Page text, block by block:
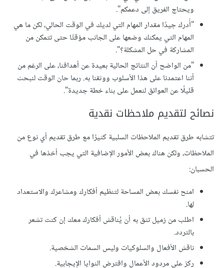
ويحتاج الفريق إلى دعمكم".
"أُدرك جيدًا مقدار المهام التي لديك في الوقت الحالي، لكن ما هي
المهام التي يمكنك وضعها على الجانب مؤقتًا حتى تتمكن من
المشاركة في حل المشكلة؟".
"من الواضح أن النتائج الحالية بعيدة عن أهدافنا، على الرغم من
أننا اعتمدنا على هذا الأسلوب ووثقنا به. ربما حان الوقت لنبحث
قليلًا عن العوائق لنعمل على بناء خطة جديدة".
نصائح لتقديم ملاحظات نقدية
تتشابه طرق تقديم الملاحظات السلبية كثيرًا مع طرق تقديم أي نوع من
الملاحظات، ولكن هناك بعض الأمور الإضافية التي يجب أخذها في
الحسبان:
امنح نفسك بعض المساحة لتنظيم أفكارك ومشاعرك والاستعداد
لها.
اطلب من زميل تثق به أن يُناقش أفكارك معك إن كنت تشعر
بالتردد.
ناقش الأفعال والسلوكيات وليس السمات الشخصية.
ركز على مردود الأعمال وافترض النوايا الإيجابية.